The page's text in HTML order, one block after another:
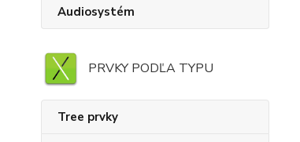
Audiosystém
PRVKY PODĽA TYPU
Tree prvky